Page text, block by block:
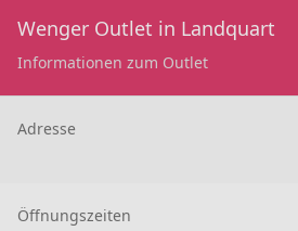
Wenger Outlet in Landquart
Informationen zum Outlet
Adresse
Öffnungszeiten